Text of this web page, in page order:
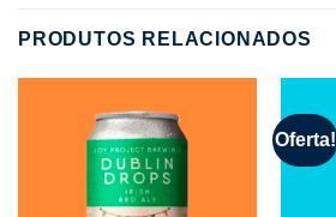
PRODUTOS RELACIONADOS
Oferta!